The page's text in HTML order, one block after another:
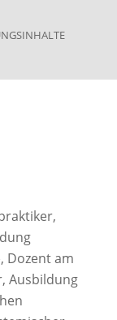
Dozent am
Ausbildung